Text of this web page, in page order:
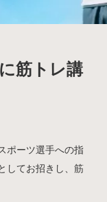
筋トレ講
ポーツ選手への指
してお招きし、筋